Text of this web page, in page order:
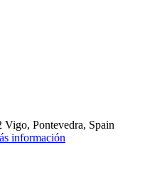
Vigo, Pontevedra, Spain
información